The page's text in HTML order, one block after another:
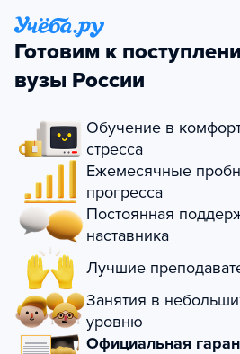
Готовим к
вузы России
Обучение в
стресса
Ежемесячные
прогресса
Постоянная
наставника
Лучшие
Занятия в
уровню
Официальная